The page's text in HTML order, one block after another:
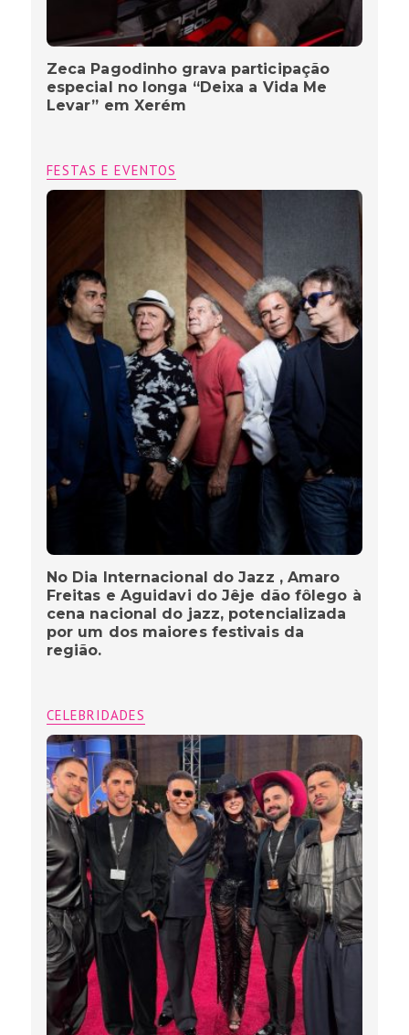
Zeca Pagodinho grava participação
especial no longa “Deixa a Vida Me
Levar” em Xerém
FESTAS E EVENTOS
No Dia Internacional do Jazz , Amaro
Freitas e Aguidavi do Jêje dão fôlego à
cena nacional do jazz, potencializada
por um dos maiores festivais da
região.
CELEBRIDADES